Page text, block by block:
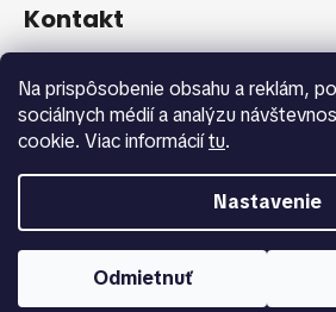
Na prispôsobenie obsahu a reklám,
sociálnych médií a analýzu
cookie. Viac informáciítu.
Nastavenie
Odmietnuť
Kontakt
+420 775 371 692
Copyright 2026Shopbeauty.sk.
Upraviť nastavenie